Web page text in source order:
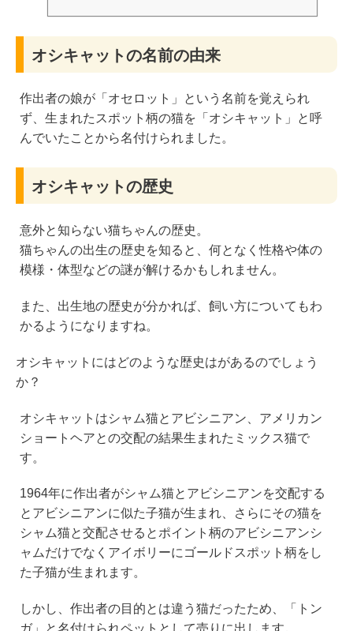
オシキャットの名前の由来
作出者の娘が「オセロット」という名前を覚えられ
ず、生まれたスポット柄の猫を「オシキャット」と呼
んでいたことから名付けられました。
オシキャットの歴史
意外と知らない猫ちゃんの歴史。
猫ちゃんの出生の歴史を知ると、何となく性格や体の
模様・体型などの謎が解けるかもしれません。
また、出生地の歴史が分かれば、飼い方についてもわ
かるようになりますね。
オシキャットにはどのような歴史はがあるのでしょう
か？
オシキャットはシャム猫とアビシニアン、アメリカン
ショートヘアとの交配の結果生まれたミックス猫で
す。
1964年に作出者がシャム猫とアビシニアンを交配する
とアビシニアンに似た子猫が生まれ、さらにその猫を
シャム猫と交配させるとポイント柄のアビシニアンシ
ャムだけでなくアイボリーにゴールドスポット柄をし
た子猫が生まれます。
しかし、作出者の目的とは違う猫だったため、「トン